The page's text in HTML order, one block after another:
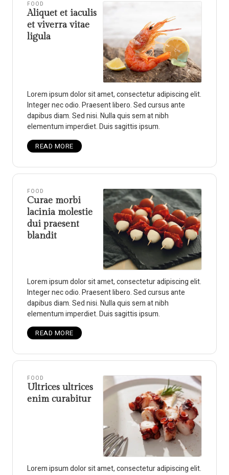
FOOD
Aliquet et iaculis
et viverra vitae
ligula
Lorem ipsum dolor sit amet, consectetur adipiscing elit.
Integer nec odio. Praesent libero. Sed cursus ante
dapibus diam. Sed nisi. Nulla quis sem at nibh
elementum imperdiet. Duis sagittis ipsum.
READ MORE
FOOD
Curae morbi
lacinia molestie
dui praesent
blandit
Lorem ipsum dolor sit amet, consectetur adipiscing elit.
Integer nec odio. Praesent libero. Sed cursus ante
dapibus diam. Sed nisi. Nulla quis sem at nibh
elementum imperdiet. Duis sagittis ipsum.
READ MORE
FOOD
Ultrices ultrices
enim curabitur
Lorem ipsum dolor sit amet, consectetur adipiscing elit.